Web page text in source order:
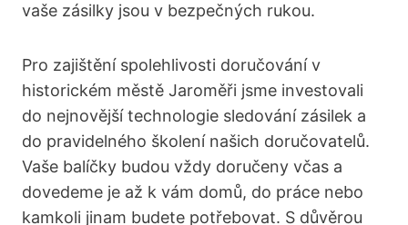
vaše zásilky jsou v bezpečných rukou.
Pro zajištění spolehlivosti doručování v
historickém městě Jaroměři jsme investovali
do nejnovější technologie sledování zásilek a
do pravidelného školení našich doručovatelů.
Vaše balíčky budou vždy doručeny včas a
dovedeme je až k vám domů, do práce nebo
kamkoli jinam budete potřebovat. S důvěrou